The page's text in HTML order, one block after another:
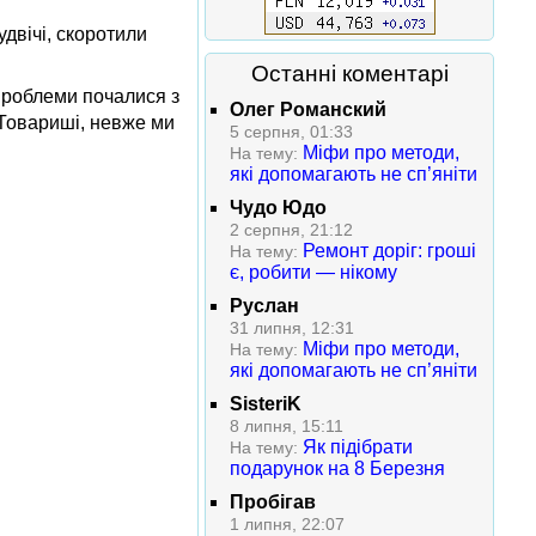
скоротили
почалися з
невже ми
Останні коментарі
Олег Романский
5 серпня, 01:33
На тему: Міфи про методи,
які допомагають не сп’яніти
Чудо Юдо
2 серпня, 21:12
На тему: Ремонт доріг: гроші
є, робити — нікому
Руслан
31 липня, 12:31
На тему: Міфи про методи,
які допомагають не сп’яніти
SisteriK
8 липня, 15:11
На тему: Як підібрати
подарунок на 8 Березня
Пробігав
1 липня, 22:07